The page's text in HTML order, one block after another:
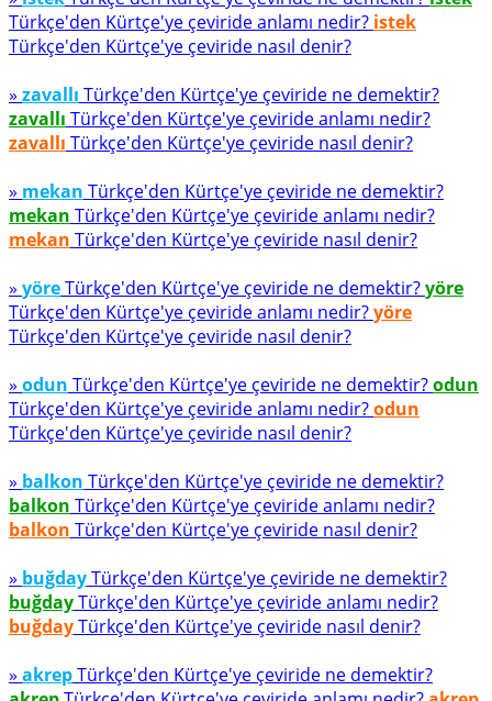
Türkçe'den Kürtçe'ye çeviride anlamı nedir? istek
Türkçe'den Kürtçe'ye çeviride nasıl denir?
» zavallı Türkçe'den Kürtçe'ye çeviride ne demektir?
zavallı Türkçe'den Kürtçe'ye çeviride anlamı nedir?
zavallı Türkçe'den Kürtçe'ye çeviride nasıl denir?
» mekan Türkçe'den Kürtçe'ye çeviride ne demektir?
mekan Türkçe'den Kürtçe'ye çeviride anlamı nedir?
mekan Türkçe'den Kürtçe'ye çeviride nasıl denir?
» yöreTürkçe'den Kürtçe'ye çeviride ne demektir?yöre
Türkçe'den Kürtçe'ye çeviride anlamı nedir?yöre
Türkçe'den Kürtçe'ye çeviride nasıl denir?
» odun Türkçe'den Kürtçe'ye çeviride ne demektir?odun
Türkçe'den Kürtçe'ye çeviride anlamı nedir?odun
Türkçe'den Kürtçe'ye çeviride nasıl denir?
» balkon Türkçe'den Kürtçe'ye çeviride ne demektir?
balkon Türkçe'den Kürtçe'ye çeviride anlamı nedir?
balkon Türkçe'den Kürtçe'ye çeviride nasıl denir?
» buğdayTürkçe'den Kürtçe'ye çeviride ne demektir?
buğdayTürkçe'den Kürtçe'ye çeviride anlamı nedir?
buğdayTürkçe'den Kürtçe'ye çeviride nasıl denir?
» akrepTürkçe'den Kürtçe'ye çeviride ne demektir?